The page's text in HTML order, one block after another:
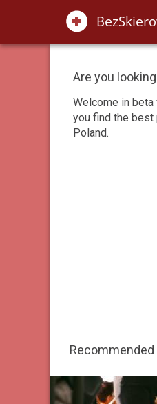
Are you
Welcome in
you find the
Poland.